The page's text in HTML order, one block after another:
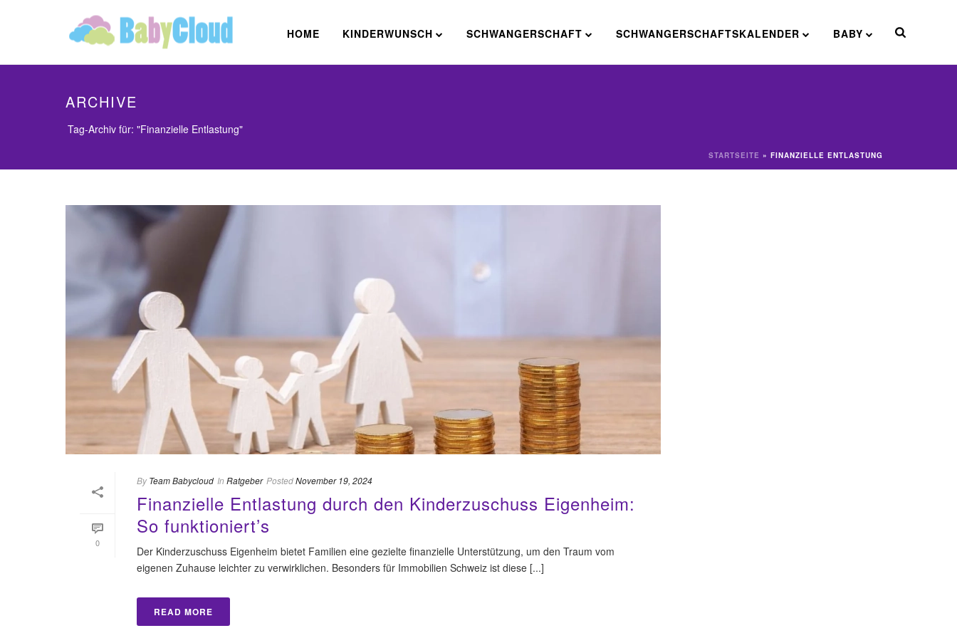
HOME KINDERWUNSCH SCHWANGERSCHAFT SCHWANGERSCHAFTSKALENDER BABY
ARCHIVE
Tag-Archiv für: "Finanzielle Entlastung"
STARTSEITE » FINANZIELLE ENTLASTUNG
0
By Team Babycloud In Ratgeber PostedNovember 19, 2024
Finanzielle Entlastung durch den Kinderzuschuss Eigenheim:
So funktioniert’s
Der Kinderzuschuss Eigenheim bietet Familien eine gezielte finanzielle Unterstützung, um den Traum vom
eigenen Zuhause leichter zu verwirklichen. Besonders für Immobilien Schweiz ist diese [...]
READ MORE